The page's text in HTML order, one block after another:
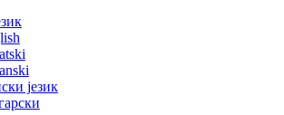
језик